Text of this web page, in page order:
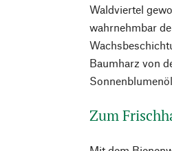
Waldviertel
wahrnehmbar
Baumharz von
Zum